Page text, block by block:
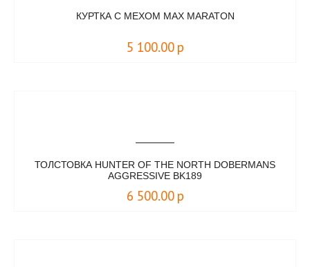
КУРТКА С МЕХОМ MAX MARATON
5 100.00 р
ТОЛСТОВКА HUNTER OF THE NORTH DOBERMANS
AGGRESSIVE BK189
6 500.00 р